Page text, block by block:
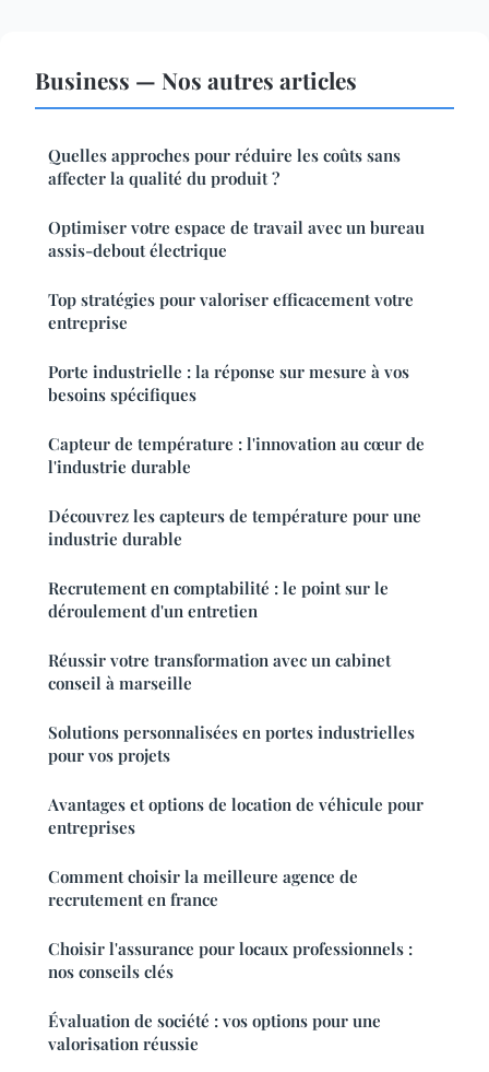
Business — Nos autres articles
Quelles approches pour réduire les coûts sans
affecter la qualité du produit ?
Optimiser votre espace de travail avec un bureau
assis-debout électrique
Top stratégies pour valoriser efficacement votre
entreprise
Porte industrielle : la réponse sur mesure à vos
besoins spécifiques
Capteur de température : l'innovation au cœur de
l'industrie durable
Découvrez les capteurs de température pour une
industrie durable
Recrutement en comptabilité : le point sur le
déroulement d'un entretien
Réussir votre transformation avec un cabinet
conseil à marseille
Solutions personnalisées en portes industrielles
pour vos projets
Avantages et options de location de véhicule pour
entreprises
Comment choisir la meilleure agence de
recrutement en france
Choisir l'assurance pour locaux professionnels :
nos conseils clés
Évaluation de société : vos options pour une
valorisation réussie